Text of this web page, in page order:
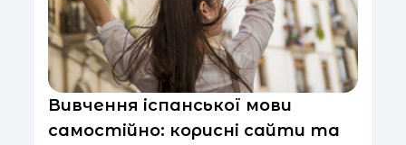
Вивчення іспанської мови
самостійно: корисні сайти та